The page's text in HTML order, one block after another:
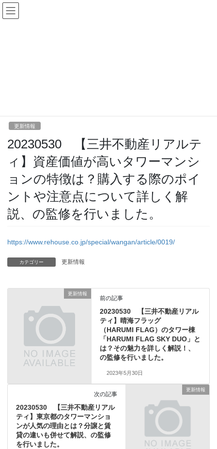
コ
ン
ナ
ビ
更新情報
20230530 【三井不動産リアルテ
ィ】資産価値が高いタワーマンシ
ョンの特徴は？購入する際のポイ
ントや注意点について詳しく解
説、の監修を行いました。
https://www.rehouse.co.jp/special/wangan/article/0019/
カテゴリー 更新情報
更新情報
前の記事
20230530 【三井不動産リアル
ティ】晴海フラッグ
（HARUMI FLAG）のタワー棟
「HARUMI FLAG SKY DUO」と
は？その魅力を詳しく解説！、
の監修を行いました。
2023年5月30日
更新情報
次の記事
20230530 【三井不動産リアル
ティ】東京都のタワーマンショ
ンが人気の理由とは？分譲と賃
貸の違いも併せて解説、の監修
を行いました。